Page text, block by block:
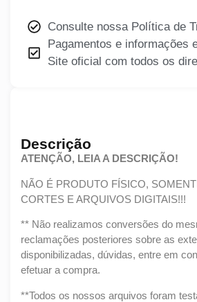
Descrição
ATENÇÃO, LEIA A DESCRIÇÃO!
NÃO É PRODUTO FÍSICO,
CORTES E ARQUIVOS DIGITAIS!!!
** Não realizamos conversões do
reclamações posteriores sobre as
disponibilizadas, dúvidas, entre em
efetuar a compra.
**Todos os nossos arquivos foram
Consulte nossa Política de
Pagamentos e informações
Site oficial com todos os